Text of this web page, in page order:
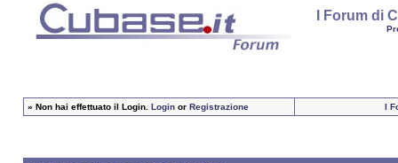
I Forum di
» Non hai effettuato il Login. Loginor Registrazione I